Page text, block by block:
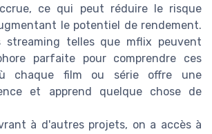
ce qui peut réduire le risque
le potentiel de rendement.
streaming telles que mflix peuvent
parfaite pour comprendre ces
chaque film ou série offre une
et apprend quelque chose de
à d'autres projets, on a accès à